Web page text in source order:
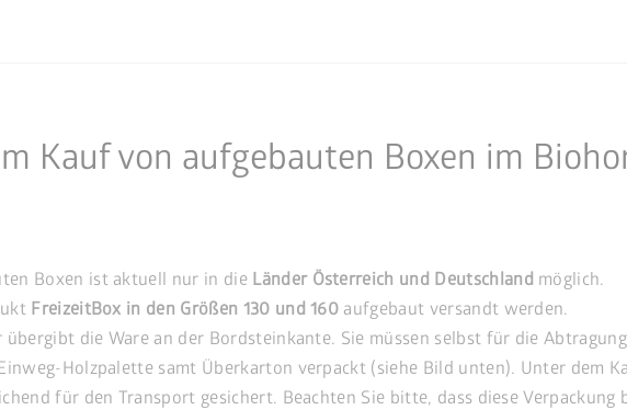
Kauf von aufgebauten Boxen im
Boxen ist aktuell nur in die Länder Österreich und Deutschland möglich.
FreizeitBox in den Größen 130 und 160 aufgebaut versandt werden.
die Ware an der Bordsteinkante. Sie müssen selbst für die
Holzpalette samt Überkarton verpackt (siehe Bild unten). Unter dem
für den Transport gesichert. Beachten Sie bitte, dass diese